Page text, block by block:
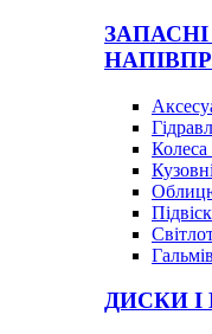
Колеса
ДИСКИ